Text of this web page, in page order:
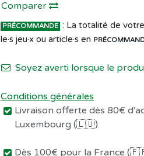
Comparer
PRÉCOMMANDE : La totalité de
le·s jeu·x ou article·s en
Soyez averti lorsque le
Conditions générales
Livraison offerte dès 80€
Luxembourg (🇱🇺).
Dès 100€ pour la France